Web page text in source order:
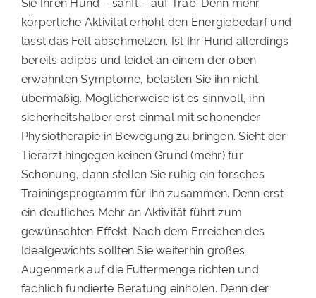
körperliche Aktivität erhöht den Energiebedarf und
lässt das Fett abschmelzen. Ist Ihr Hund allerdings
bereits adipös und leidet an einem der oben
erwähnten Symptome, belasten Sie ihn nicht
übermäßig. Möglicherweise ist es sinnvoll, ihn
sicherheitshalber erst einmal mit schonender
Physiotherapie in Bewegung zu bringen. Sieht der
Tierarzt hingegen keinen Grund (mehr) für
Schonung, dann stellen Sie ruhig ein forsches
Trainingsprogramm für ihn zusammen. Denn erst
ein deutliches Mehr an Aktivität führt zum
gewünschten Effekt. Nach dem Erreichen des
Idealgewichts sollten Sie weiterhin großes
Augenmerk auf die Futtermenge richten und
fachlich fundierte Beratung einholen. Denn der